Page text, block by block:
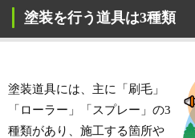
塗装を行う道具は3種類
塗装道具には、主に「刷毛」
「ローラー」「スプレー」の3
種類があり、施工する箇所や